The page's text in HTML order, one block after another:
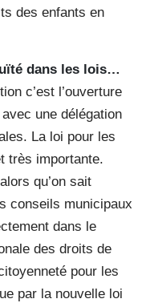
des enfants en
dans les lois…
c’est l’ouverture
une délégation
La loi pour les
très importante.
qu’on sait
conseils municipaux
dans le
des droits de
pour les
par la nouvelle loi